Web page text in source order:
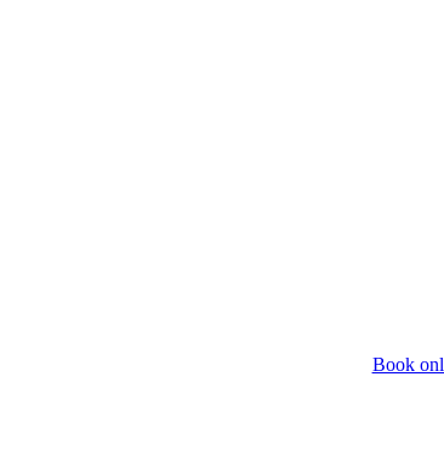
Book